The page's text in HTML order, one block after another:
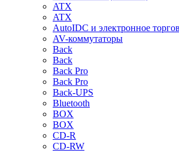
ATX
ATX
AutoIDC и электронное
AV-коммутаторы
Back
Back
Back Pro
Back Pro
Back-UPS
Bluetooth
BOX
BOX
CD-R
CD-RW